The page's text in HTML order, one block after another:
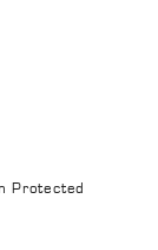
Protected